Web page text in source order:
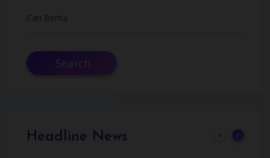
Search
Headline News